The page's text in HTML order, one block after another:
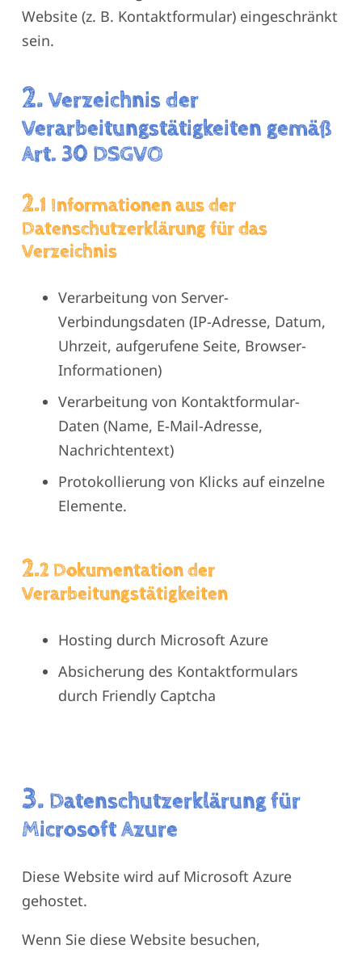
Website (z. B. Kontaktformular) eingeschränkt
sein.
2. Verzeichnis der
Verarbeitungstätigkeiten gemäß
Art. 30 DSGVO
2.1 Informationen aus der
Datenschutzerklärung für das
Verzeichnis
Verarbeitung von Server-
Verbindungsdaten (IP-Adresse, Datum,
Uhrzeit, aufgerufene Seite, Browser-
Informationen)
Verarbeitung von Kontaktformular-
Daten (Name, E-Mail-Adresse,
Nachrichtentext)
Protokollierung von Klicks auf einzelne
Elemente.
2.2 Dokumentation der
Verarbeitungstätigkeiten
Hosting durch Microsoft Azure
Absicherung des Kontaktformulars
durch Friendly Captcha
3. Datenschutzerklärung für
Microsoft Azure
Diese Website wird auf Microsoft Azure
gehostet.
Wenn Sie diese Website besuchen,